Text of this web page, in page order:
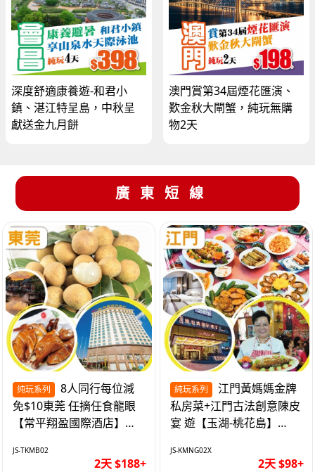
深度舒適康養遊-和君小
鎮、湛江特呈島，中秋呈
獻送金九月餅
澳門賞第34屆煙花匯演、
歎金秋大閘蟹，純玩無購
物2天
廣東短線
纯玩系列
免$10東莞 任摘任食龍眼
【常平翔盈國際酒店】
天
JS-TKMB02
2天 $188+
純玩系列
私房菜+江門古法創意陳皮
宴 遊【玉湖-桃花島】
純玩2天
JS-KMNG02X
2天 $98+